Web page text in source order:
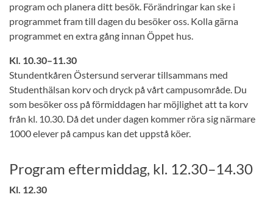
program och planera ditt besök. Förändringar kan ske i
programmet fram till dagen du besöker oss. Kolla gärna
programmet en extra gång innan Öppet hus.
Kl. 10.30–11.30
Stundentkåren Östersund serverar tillsammans med
Studenthälsan korv och dryck på vårt campusområde. Du
som besöker oss på förmiddagen har möjlighet att ta korv
från kl. 10.30. Då det under dagen kommer röra sig närmare
1000 elever på campus kan det uppstå köer.
Program eftermiddag, kl. 12.30–14.30
Kl. 12.30